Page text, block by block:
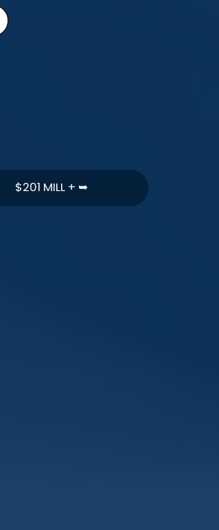
$201 MILL + ➥